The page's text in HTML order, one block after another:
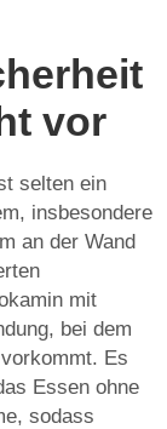
vor
selten ein
insbesondere
an der Wand
mit
bei dem
Es
Essen ohne
sodass